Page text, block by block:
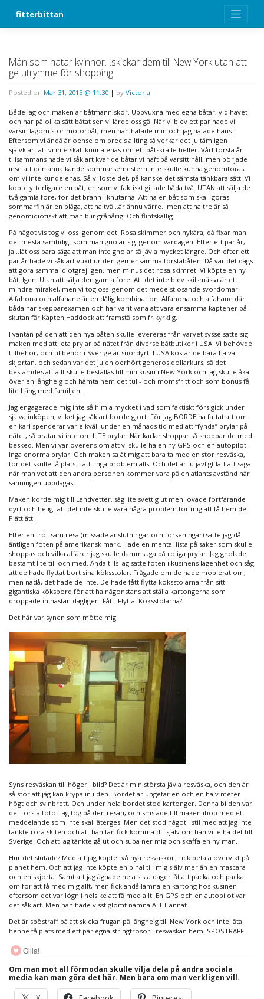
fitterbittan
Män som hatar kvinnor…skickar dem till New York utan att
ge utrymme för shopping
Posted on Mar 31, 2013 @ 11:30 | by Victoria
Både jag och maken är båtmänniskor. Uppvuxna med egna båtar, vid havet
och har på olika sätt båtat sen vi lärde oss gå. När vi blev ett par hade vi
varsin lagom stor motorbåt, men han hatade min och jag hatade hans.
Eftersom vi ändå är oense om precis allting så verkar det ju tämligen
självklart att vi inte skall kunna enas om ett båtskrälle heller. Vårt första år
tillsammans hade vi såklart kvar de båtar vi haft på varsitt håll, men började
inse att den annalkande sommarsemestern inte skulle kunna genomföras
om vi inte kunde enas. Så vi löste det, på kanske det sämsta tänkbara sätt. Vi
köpte ytterligare en båt, en som vi faktiskt gillade båda två. UTAN att sälja de
två gamla före, för det brann i knutarna. Att ha en båt som skall göras
sommarfin är en plåga, att ha två…är ännu värre…men att ha tre är så
genomidiotiskt att man blir gråhårig. Och flintskallig.
På något vis tog vi oss igenom det. Rosa skimmer och nykära, då fixar man
det mesta samtidigt som man gnolar sig igenom vardagen. Efter ett par år,
ja…låt oss bara säga att man inte gnolar så jävla mycket längre. Och efter ett
par år hade vi såklart vuxit ur den gemensamma förstabåten. Då var det dags
att göra samma idiotgrej igen, men minus det rosa skimret. Vi köpte en ny
båt. Igen. Utan att sälja den gamla före. Att det inte blev skilsmässa är ett
mindre mirakel, men vi tog oss igenom det medelst osande svordomar.
Alfahona och alfahane är en dålig kombination. Alfahona och alfahane där
båda har skepparexamen och har varit vana att vara ensamma kaptener på
skutan får Kapten Haddock att framstå som frikyrklig.
I väntan på den att den nya båten skulle levereras från varvet sysselsatte sig
maken med att leta prylar på nätet från diverse båtbutiker i USA. Vi behövde
tillbehör, och tillbehör i Sverige är snordyrt. I USA kostar de bara halva
skjortan, och sedan var det ju en oerhört generös dollarkurs, så det
bestämdes att allt skulle beställas till min kusin i New York och jag skulle åka
över en långhelg och hämta hem det tull- och momsfritt och som bonus få
lite häng med familjen.
Jag engagerade mig inte så himla mycket i vad som faktiskt försigick under
själva inköpen, vilket jag såklart borde gjort. För jag BORDE ha fattat att om
en karl spenderar varje kväll under en månads tid med att “fynda” prylar på
nätet, så pratar vi inte om LITE prylar. När karlar shoppar så shoppar de med
besked. Men vi var överens om att vi skulle ha en ny GPS och en autopilot.
Inga enorma prylar. Och maken sa åt mig att bara ta med en stor resväska,
för det skulle få plats. Lätt. Inga problem alls. Och det är ju jävligt lätt att säga
när man vet att den andra personen kommer vara på en atlants avstånd när
sanningen uppdagas.
Maken körde mig till Landvetter, såg lite svettig ut men lovade fortfarande
dyrt och heligt att det inte skulle vara några problem för mig att få hem det.
Plättlätt.
Efter en tröttsam resa (missade anslutningar och förseningar) satte jag då
äntligen foten på amerikansk mark. Hade en mental lista på saker som skulle
shoppas och vilka affärer jag skulle dammsuga på roliga prylar. Jag gnolade
bestämt lite till och med. Ända tills jag satte foten i kusinens lägenhet och såg
att de hade flyttat bort sina köksstolar. Frågade om de hade möblerat om,
men nädå, det hade de inte. De hade fått flytta köksstolarna från sitt
gigantiska köksbord för att ha någonstans att ställa kartongerna som
droppade in nästan dagligen. Fått. Flytta. Köksstolarna?!
Det här var synen som mötte mig:
Syns resväskan till höger i bild? Det är min största jävla resväska, och den är
så stor att jag kan krypa in i den. Bordet är ungefär en och en halv meter
högt och svinbrett. Och under hela bordet stod kartonger. Denna bilden var
det första fotot jag tog på den resan, och sms:ade till maken ihop med ett
meddelande som inte skall återges. Men det stod något i stil med att jag inte
tänkte röra skiten och att han fan fick komma dit själv om han ville ha det till
Sverige. Och att jag tänkte gå ut och supa ner mig och skaffa en ny man.
Hur det slutade? Med att jag köpte två nya resväskor. Fick betala övervikt på
planet hem. Och att jag inte köpte en pinal till mig själv mer än en mascara
och en skjorta. Samt att jag ägnade hela sista dagen åt att packa och packa
om för att få med mig allt, men fick ändå lämna en kartong hos kusinen
eftersom det var lögn i helsike att få med allt. En GPS och en autopilot var
det såklart. Men han hade visst glömt nämna ALLT annat.
Det är spöstraff på att skicka frugan på långhelg till New York och inte låta
henne få plats med ett par egna stringtrosor i resväskan hem. SPÖSTRAFF!
Gilla!
Om man mot all förmodan skulle vilja dela på andra sociala
media kan man göra det här. Men bara om man verkligen vill.